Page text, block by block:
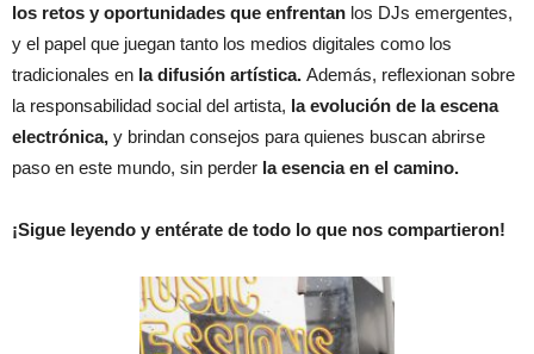
los retos y oportunidades que enfrentan los DJs emergentes,
y el papel que juegan tanto los medios digitales como los
tradicionales en la difusión artística. Además, reflexionan sobre
la responsabilidad social del artista, la evolución de la escena
electrónica, y brindan consejos para quienes buscan abrirse
paso en este mundo, sin perder la esencia en el camino.
¡Sigue leyendo y entérate de todo lo que nos compartieron!